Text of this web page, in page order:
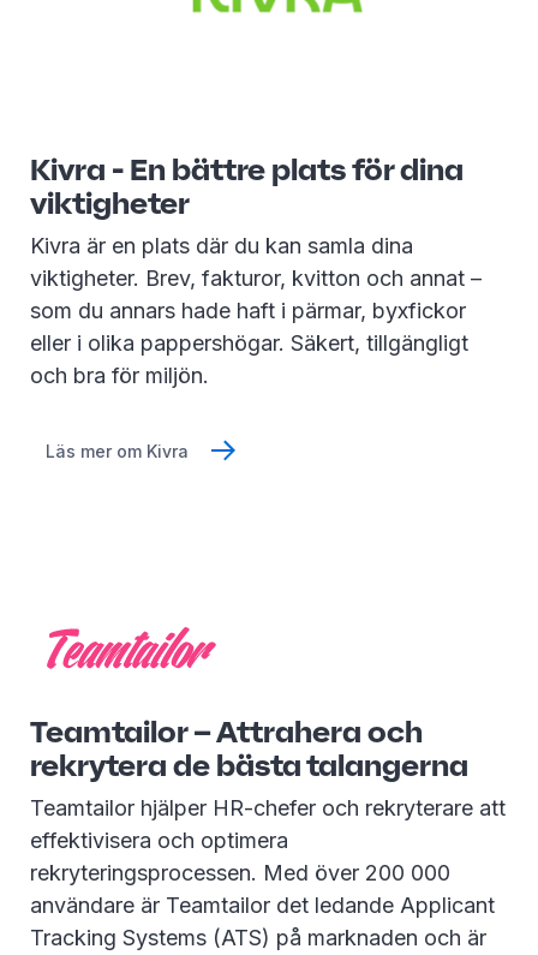
Kivra - En bättre plats för dina
viktigheter
Kivra är en plats där du kan samla dina
viktigheter. Brev, fakturor, kvitton och annat –
som du annars hade haft i pärmar, byxfickor
eller i olika pappershögar. Säkert, tillgängligt
och bra för miljön.
Läs mer om Kivra
Teamtailor – Attrahera och
rekrytera de bästa talangerna
Teamtailor hjälper HR-chefer och rekryterare att
effektivisera och optimera
rekryteringsprocessen. Med över 200 000
användare är Teamtailor det ledande Applicant
Tracking Systems (ATS) på marknaden och är